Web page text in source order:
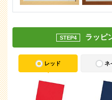
STEP4 ラッピ
レッド ネ